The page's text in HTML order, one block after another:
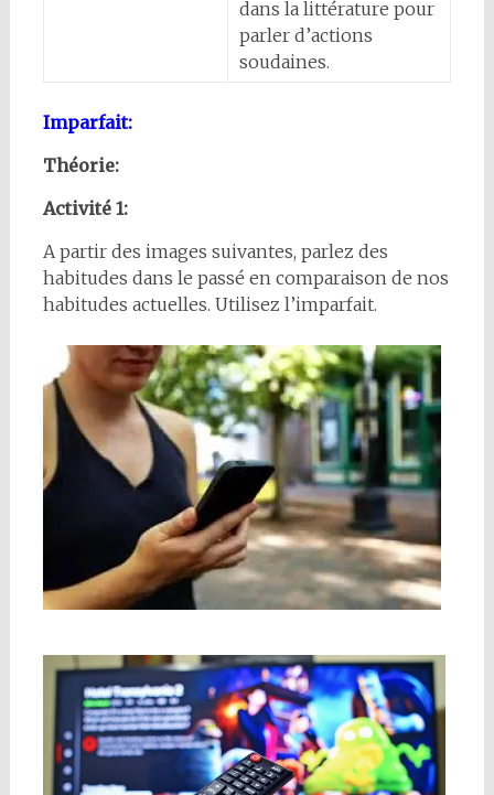
dans la littérature pour
parler d’actions
soudaines.
Imparfait:
Théorie:
Activité 1:
A partir des images suivantes, parlez des
habitudes dans le passé en comparaison de nos
habitudes actuelles. Utilisez l’imparfait.